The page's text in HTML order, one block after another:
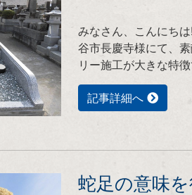
みなさん、こんにち
谷市長慶寺様にて、
リー施工が大きな特
記事詳細へ
蛇足の意味